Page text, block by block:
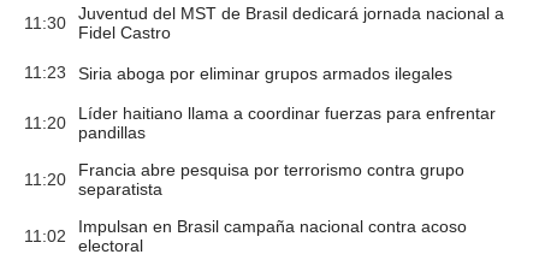
11:30
Juventud del MST de Brasil dedicará jornada nacional a
Fidel Castro
11:23 Siria aboga por eliminar grupos armados ilegales
11:20
Líder haitiano llama a coordinar fuerzas para enfrentar
pandillas
11:20
Francia abre pesquisa por terrorismo contra grupo
separatista
11:02
Impulsan en Brasil campaña nacional contra acoso
electoral